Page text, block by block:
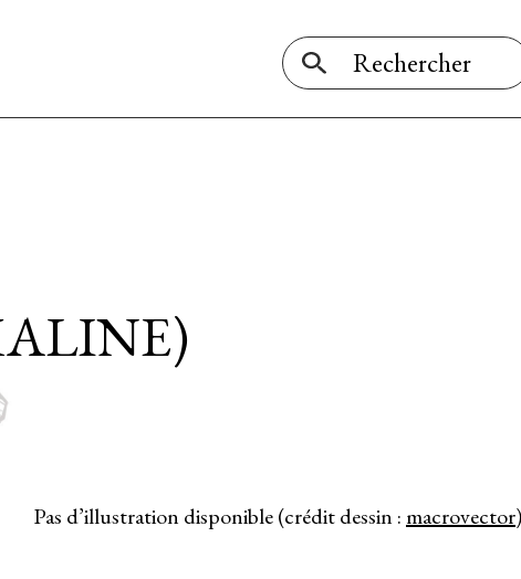
Pas d’illustration disponible (crédit dessin :macrovector)